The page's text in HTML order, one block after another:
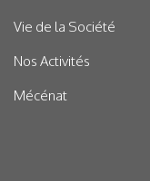
Vie de la Société
Nos Activités
Mécénat